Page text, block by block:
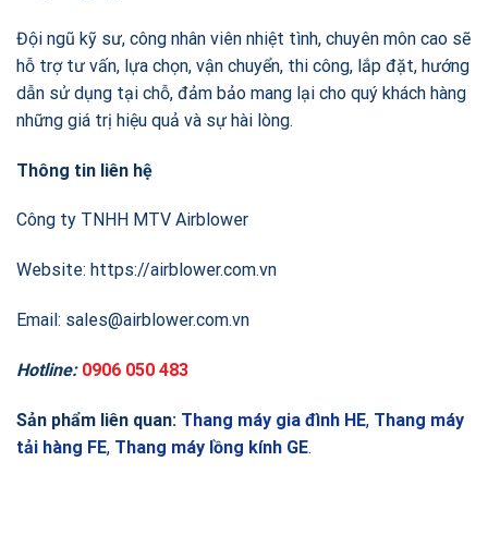
Đội ngũ kỹ sư, công nhân viên nhiệt tình, chuyên môn cao sẽ
hỗ trợ tư vấn, lựa chọn, vận chuyển, thi công, lắp đặt, hướng
dẫn sử dụng tại chỗ, đảm bảo mang lại cho quý khách hàng
những giá trị hiệu quả và sự hài lòng.
Thông tin liên hệ
Công ty TNHH MTV Airblower
Website: https://airblower.com.vn
Email: sales@airblower.com.vn
Hotline: 0906 050 483
Sản phẩm liên quan: Thang máy gia đình HE, Thang máy
tải hàng FE, Thang máy lồng kính GE.